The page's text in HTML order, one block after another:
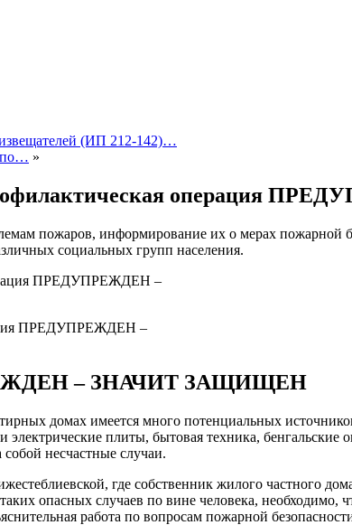
(ИП 212-142)…
по… »
операция
пожаров, информирование их о мерах пожарной
социальных групп населения.
ПРЕДУПРЕЖДЕН –
– ЗНАЧИТ ЗАЩИЩЕН
домах имеется много потенциальных
электрические плиты, бытовая техника,
несчастные случаи.
где собственник жилого частного
опасных случаев по вине человека, необходимо,
работа по вопросам пожарной